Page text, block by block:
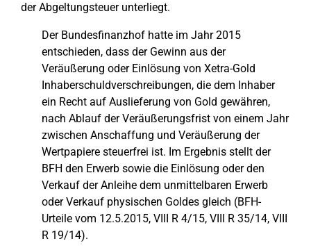
der Abgeltungsteuer unterliegt.
Der Bundesfinanzhof hatte im Jahr 2015
entschieden, dass der Gewinn aus der
Veräußerung oder Einlösung von Xetra-Gold
Inhaberschuldverschreibungen, die dem Inhaber
ein Recht auf Auslieferung von Gold gewähren,
nach Ablauf der Veräußerungsfrist von einem Jahr
zwischen Anschaffung und Veräußerung der
Wertpapiere steuerfrei ist. Im Ergebnis stellt der
BFH den Erwerb sowie die Einlösung oder den
Verkauf der Anleihe dem unmittelbaren Erwerb
oder Verkauf physischen Goldes gleich (BFH-
Urteile vom 12.5.2015, VIII R 4/15, VIII R 35/14, VIII
R 19/14).